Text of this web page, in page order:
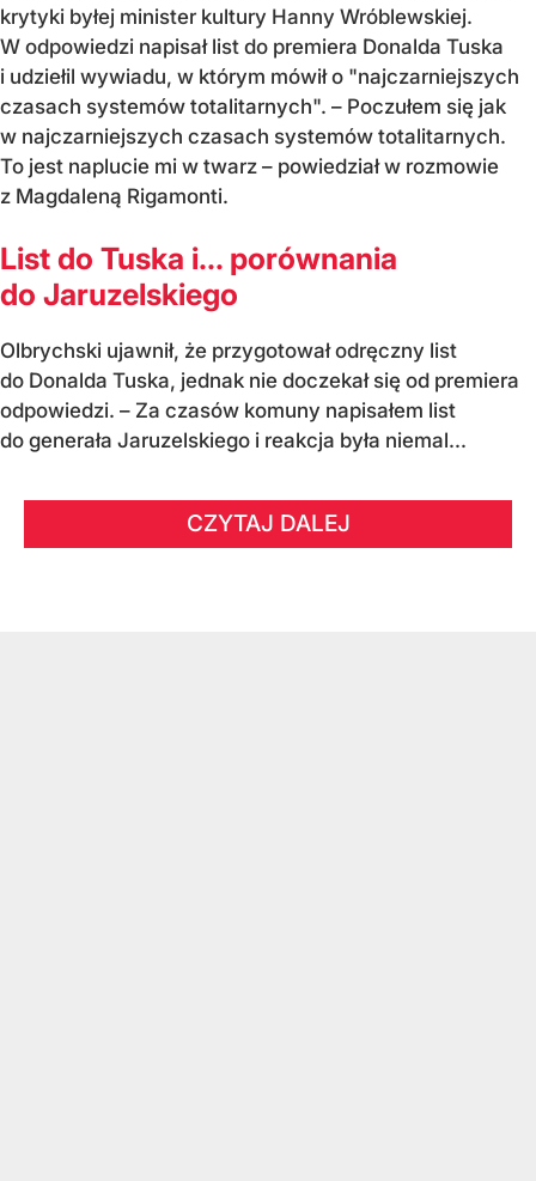
krytyki byłej minister kultury Hanny Wróblewskiej.
W odpowiedzi napisał list do premiera Donalda Tuska
i udziełil wywiadu, w którym mówił o "najczarniejszych
czasach systemów totalitarnych". – Poczułem się jak
w najczarniejszych czasach systemów totalitarnych.
To jest naplucie mi w twarz – powiedział w rozmowie
z Magdaleną Rigamonti.
List do Tuska i… porównania
do Jaruzelskiego
Olbrychski ujawnił, że przygotował odręczny list
do Donalda Tuska, jednak nie doczekał się od premiera
odpowiedzi. – Za czasów komuny napisałem list
do generała Jaruzelskiego i reakcja była niemal...
CZYTAJ DALEJ